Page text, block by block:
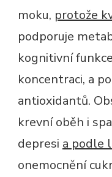
moku, protože
podporuje
kognitivní
koncentraci, a
antioxidantů.
krevní oběh i
depresi a podle
onemocnění